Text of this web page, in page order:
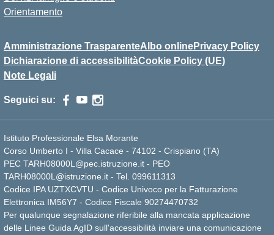
Orientamento
Amministrazione TrasparenteAlbo onlinePrivacy Policy
Dichiarazione di accessibilitàCookie Policy (UE)
Note Legali
Seguici su:
Istituto Professionale Elsa Morante
Corso Umberto I - Villa Cacace - 74102 - Crispiano (TA)
PEC TARH08000L@pec.istruzione.it - PEO
TARH08000L@istruzione.it - Tel. 099611313
Codice IPA UZTXCVTU - Codice Univoco per la Fatturazione
Elettronica IM56Y7 - Codice Fiscale 90274470732
Per qualunque segnalazione riferibile alla mancata applicazione
delle Linee Guida AgID sull'accessibilità inviare una comunicazione